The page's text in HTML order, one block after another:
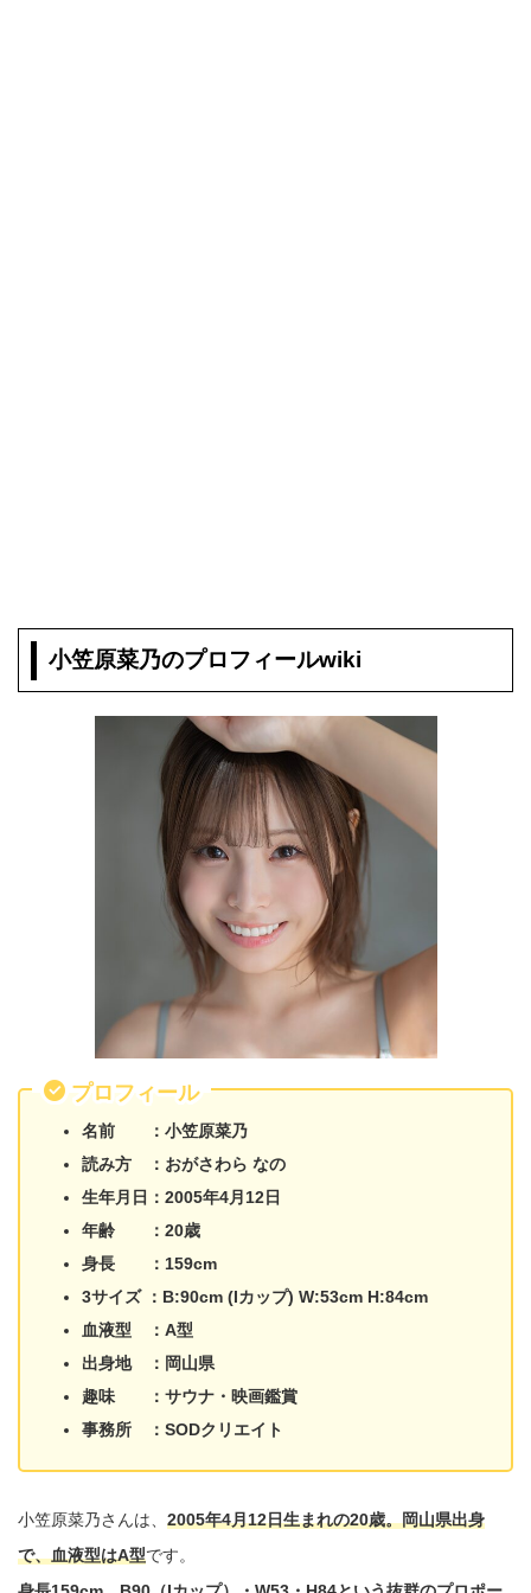
小笠原菜乃のプロフィールwiki
プロフィール
名前 ：小笠原菜乃
読み方 ：おがさわら なの
生年月日：2005年4月12日
年齢 ：20歳
身長 ：159cm
3サイズ ：B:90cm (Iカップ) W:53cm H:84cm
血液型 ：A型
出身地 ：岡山県
趣味 ：サウナ・映画鑑賞
事務所 ：SODクリエイト
小笠原菜乃さんは、 2005年4月12日生まれの20歳。岡山県出身
で、血液型はA型です。